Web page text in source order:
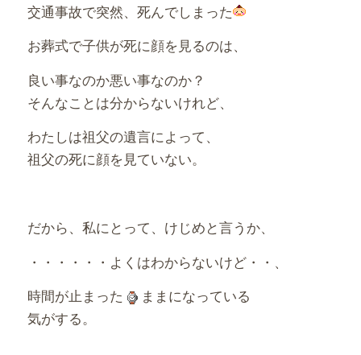
交通事故で突然、死んでしまった
お葬式で子供が死に顔を見るのは、
良い事なのか悪い事なのか？
そんなことは分からないけれど、
わたしは祖父の遺言によって、
祖父の死に顔を見ていない。
だから、私にとって、けじめと言うか、
・・・・・・よくはわからないけど・・、
時間が止まった
ままになっている
気がする。